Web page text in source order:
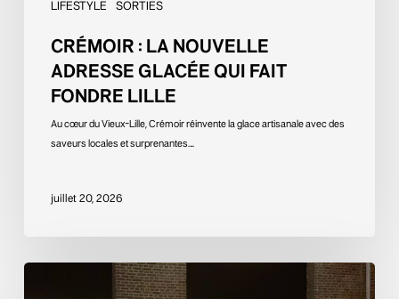
LIFESTYLE SORTIES
CRÉMOIR : LA NOUVELLE
ADRESSE GLACÉE QUI FAIT
FONDRE LILLE
Au cœur du Vieux-Lille, Crémoir réinvente la glace artisanale avec des
saveurs locales et surprenantes.…
juillet 20, 2026